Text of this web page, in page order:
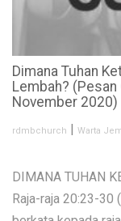
Dimana Tuhan
Lembah? (Pesan
November 2020)
rdmbchurch Warta
DIMANA TUHAN
Raja-raja 20:23-30